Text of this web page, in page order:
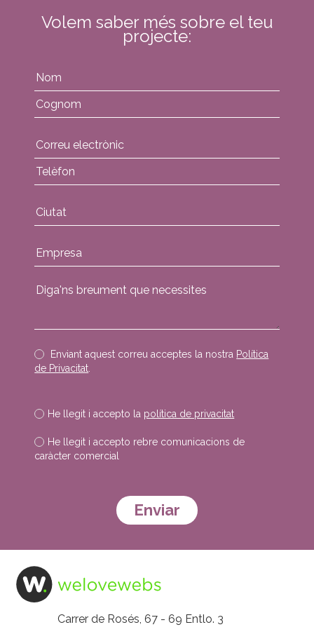
Volem saber més sobre el teu
projecte:
Enviant aquest correu acceptes la nostra Política
de Privacitat.
He llegit i accepto la política de privacitat
He llegit i accepto rebre comunicacions de
caràcter comercial
aquest
camp
buit.
Carrer de Rosés, 67 - 69 Entlo. 3